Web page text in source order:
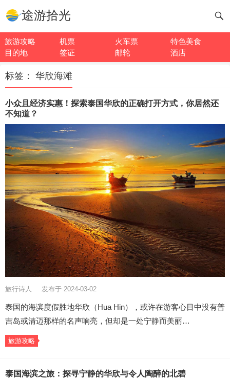
途游拾光
旅游攻略 机票 火车票
特色美食
目的地
签证 邮轮 酒店
标签： 华欣海滩
小众且经济实惠！探索泰国华欣的正确打开方式，你居然还
不知道？
旅行诗人 发布于 2024-03-02
泰国的海滨度假胜地华欣（Hua Hin），或许在游客心目中没有普
吉岛或清迈那样的名声响亮，但却是一处宁静而美丽…
旅游攻略
泰国海滨之旅：探寻宁静的华欣与令人陶醉的北碧